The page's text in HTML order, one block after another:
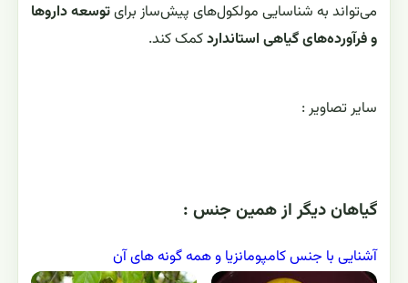
می‌تواند به شناسایی مولکول‌های پیش‌ساز برایتوسعه داروها
و فرآورده‌های گیاهی استانداردکمک کند.
ساير تصاوير :
گياهان ديگر از همين جنس :
آشنایی با جنس کامپومانزیا و همه گونه های آن